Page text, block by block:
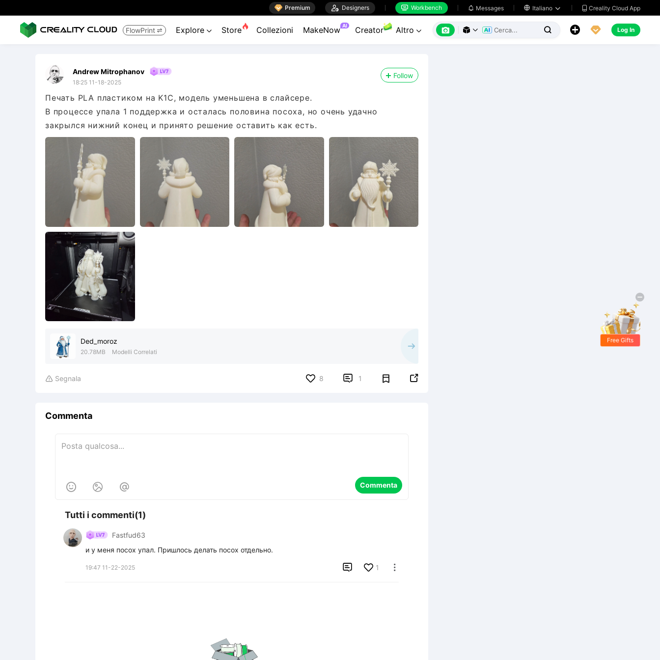
 Premium  Designers  Workbench  Messages  Italiano   Creality Cloud App
FlowPrint  Explore  Store Collezioni MakeNow AI Creator Altro        Log In
Andrew Mitrophanov
18:25 11-18-2025
Follow
Печать PLA пластиком на K1C, модель уменьшена в слайсере.
В процессе упала 1 поддержка и осталась половина посоха, но очень удачно
закрылся нижний конец и принято решение оставить как есть.
Ded_moroz
20.78MB Modelli Correlati
 Segnala 8  1 
Commenta
   Commenta
Tutti i commenti(1)
Fastfud63
и у меня посох упал. Пришлось делать посох отдельно.
19:47 11-22-2025  1 
Free Gifts